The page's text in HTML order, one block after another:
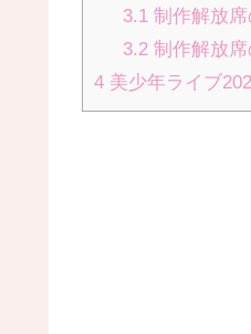
3.1 制作解放
3.2制作解放席
4 美少年ライブ